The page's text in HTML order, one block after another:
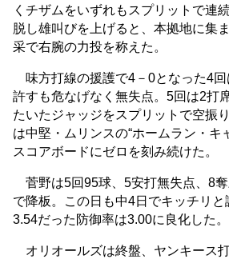
くチザムをいずれもスプリットで連
脱し雄叫びを上げると、本拠地に集
采で右腕の力投を称えた。
味方打線の援護で4－0となった4回
許すも危なげなく無失点。5回は2打
たいたジャッジをスプリットで空振
は中堅・ムリンスの“ホームラン・キ
スコアボードにゼロを刻み続けた。
菅野は5回95球、5安打無失点、8
で降板。この日も中4日でキッチリ
3.54だった防御率は3.00に良化した。
オリオールズは終盤、ヤンキース